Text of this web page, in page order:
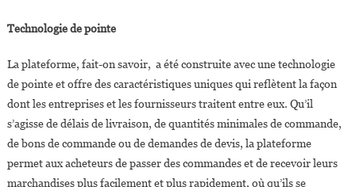
Technologie de pointe
La plateforme, fait-on savoir, a été construite avec une technologie
de pointe et offre des caractéristiques uniques qui reflètent la façon
dont les entreprises et les fournisseurs traitent entre eux. Qu’il
s’agisse de délais de livraison, de quantités minimales de commande,
de bons de commande ou de demandes de devis, la plateforme
permet aux acheteurs de passer des commandes et de recevoir leurs
marchandises plus facilement et plus rapidement, où qu’ils se